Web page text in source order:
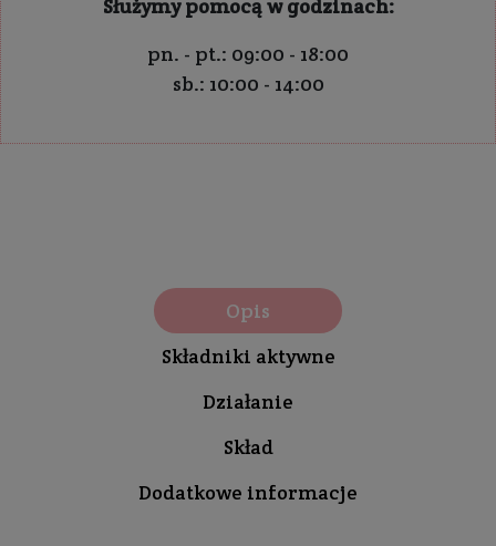
Służymy pomocą w godzinach:
pn. - pt.: 09:00 - 18:00
sb.: 10:00 - 14:00
Opis
Składniki aktywne
Działanie
Skład
Dodatkowe informacje